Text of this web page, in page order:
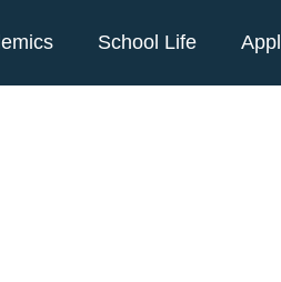
School Life